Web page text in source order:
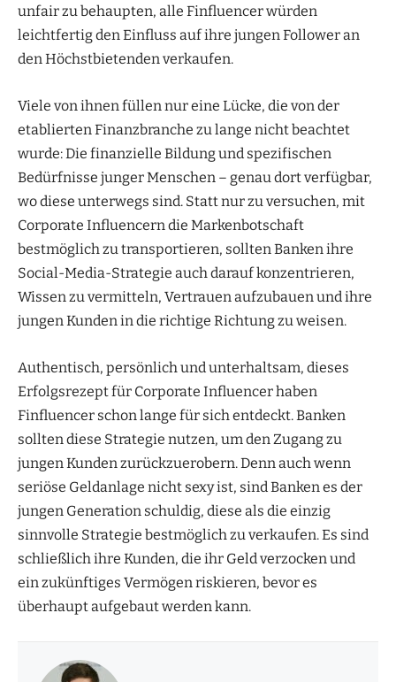
unfair zu behaupten, alle Finfluencer würden
leichtfertig den Einfluss auf ihre jungen Follower an
den Höchstbietenden verkaufen.
Viele von ihnen füllen nur eine Lücke, die von der
etablierten Finanzbranche zu lange nicht beachtet
wurde: Die finanzielle Bildung und spezifischen
Bedürfnisse junger Menschen – genau dort verfügbar,
wo diese unterwegs sind. Statt nur zu versuchen, mit
Corporate Influencern die Markenbotschaft
bestmöglich zu transportieren, sollten Banken ihre
Social-Media-Strategie auch darauf konzentrieren,
Wissen zu vermitteln, Vertrauen aufzubauen und ihre
jungen Kunden in die richtige Richtung zu weisen.
Authentisch, persönlich und unterhaltsam, dieses
Erfolgsrezept für Corporate Influencer haben
Finfluencer schon lange für sich entdeckt. Banken
sollten diese Strategie nutzen, um den Zugang zu
jungen Kunden zurückzuerobern. Denn auch wenn
seriöse Geldanlage nicht sexy ist, sind Banken es der
jungen Generation schuldig, diese als die einzig
sinnvolle Strategie bestmöglich zu verkaufen. Es sind
schließlich ihre Kunden, die ihr Geld verzocken und
ein zukünftiges Vermögen riskieren, bevor es
überhaupt aufgebaut werden kann.